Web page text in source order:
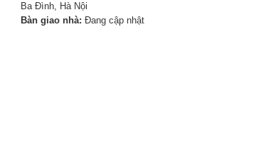
Ba Đình, Hà Nội
Bàn giao nhà: Đang cập nhật